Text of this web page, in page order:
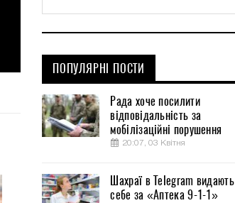
ПОПУЛЯРНІ ПОСТИ
Рада хоче посилити
відповідальність за
мобілізаційні порушення
20:07, 03 Квітня
Шахраї в Telegram видають
себе за «Аптека 9-1-1»